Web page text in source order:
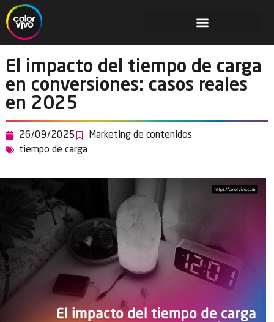
El impacto del tiempo de carga
en conversiones: casos reales
en 2025
26/09/2025
Marketing de contenidos
tiempo de carga